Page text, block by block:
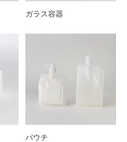
ガラス容器
パウチ